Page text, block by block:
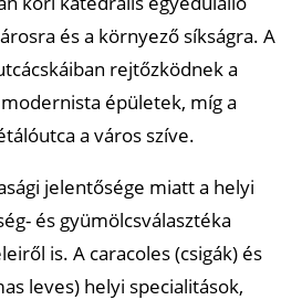
és a környező síkságra. A
rejtőzködnek a
épületek, míg a
a város szíve.
jelentősége miatt a helyi
és gyümölcsválasztéka
is. A caracoles (csigák) és
leves) helyi specialitások,